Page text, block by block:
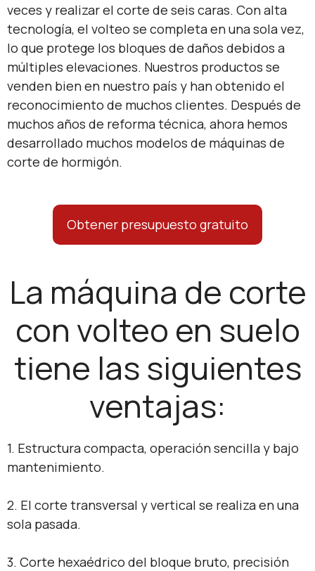
veces y realizar el corte de seis caras. Con alta
tecnología, el volteo se completa en una sola vez,
lo que protege los bloques de daños debidos a
múltiples elevaciones. Nuestros productos se
venden bien en nuestro país y han obtenido el
reconocimiento de muchos clientes. Después de
muchos años de reforma técnica, ahora hemos
desarrollado muchos modelos de máquinas de
corte de hormigón.
Obtener presupuesto gratuito
La máquina de corte
con volteo en suelo
tiene las siguientes
ventajas:
1. Estructura compacta, operación sencilla y bajo
mantenimiento.
2. El corte transversal y vertical se realiza en una
sola pasada.
3. Corte hexaédrico del bloque bruto, precisión